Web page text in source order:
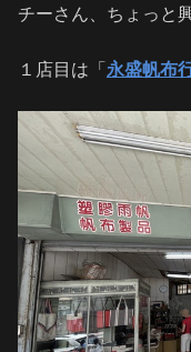
チーさん、ちょっと
１店目は「 永盛帆布